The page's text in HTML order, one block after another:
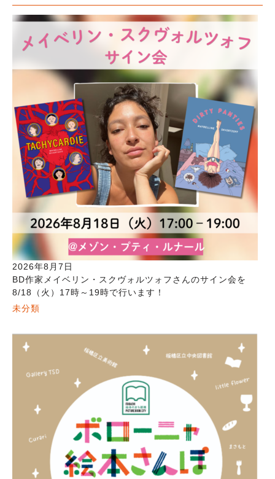
2026年8月7日
BD作家メイベリン・スクヴォルツォフさんのサイン会を
8/18（火）17時～19時で行います！
未分類